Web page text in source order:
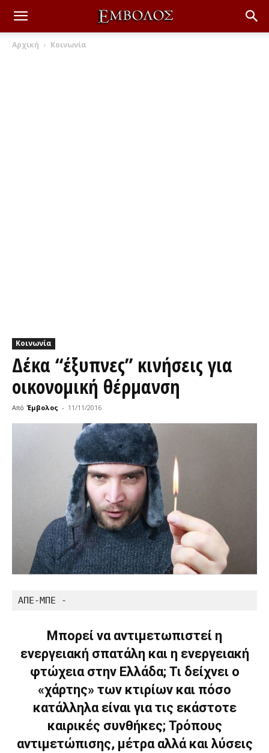
Αρχική Κοινωνία
Κοινωνία
Δέκα “έξυπνες” κινήσεις για
οικονομική θέρμανση
Από Έμβολος - 11/11/2016
ΑΠΕ-ΜΠΕ -
Μπορεί να αντιμετωπιστεί η
ενεργειακή σπατάλη και η ενεργειακή
φτώχεια στην Ελλάδα; Τι δείχνει ο
«χάρτης» των κτιρίων και πόσο
κατάλληλα είναι για τις εκάστοτε
καιρικές συνθήκες; Τρόπους
αντιμετώπισης, μέτρα αλλά και λύσεις